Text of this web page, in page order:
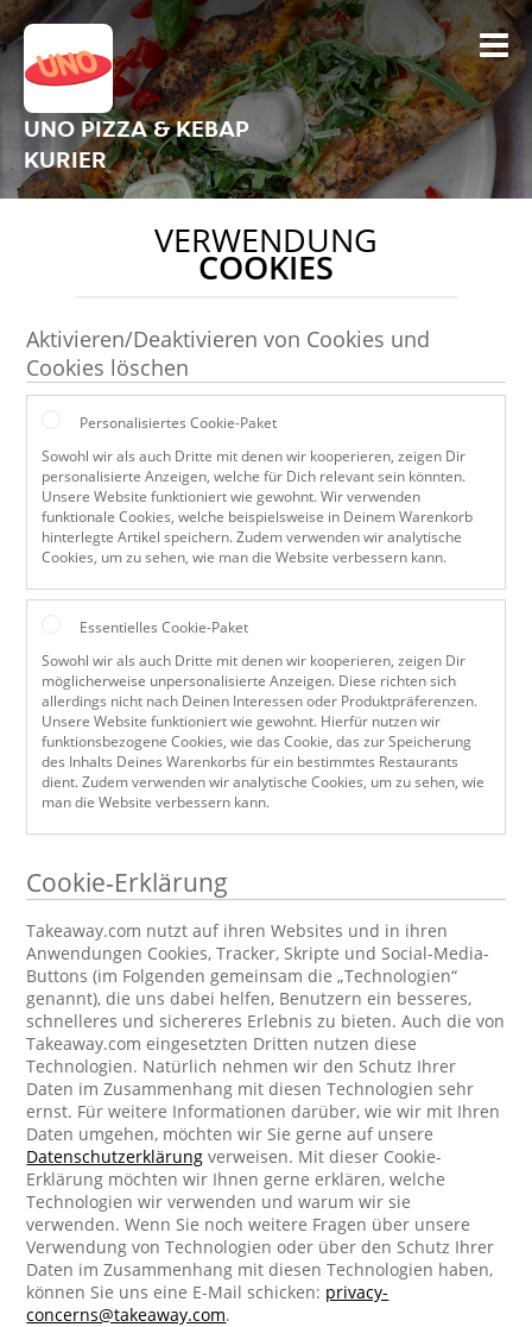
UNO PIZZA & KEBAP
KURIER
VERWENDUNG
COOKIES
Aktivieren/Deaktivieren von Cookies und
Cookies löschen
Personalisiertes Cookie-Paket
Sowohl wir als auch Dritte mit denen wir kooperieren, zeigen Dir
personalisierte Anzeigen, welche für Dich relevant sein könnten.
Unsere Website funktioniert wie gewohnt. Wir verwenden
funktionale Cookies, welche beispielsweise in Deinem Warenkorb
hinterlegte Artikel speichern. Zudem verwenden wir analytische
Cookies, um zu sehen, wie man die Website verbessern kann.
Essentielles Cookie-Paket
Sowohl wir als auch Dritte mit denen wir kooperieren, zeigen Dir
möglicherweise unpersonalisierte Anzeigen. Diese richten sich
allerdings nicht nach Deinen Interessen oder Produktpräferenzen.
Unsere Website funktioniert wie gewohnt. Hierfür nutzen wir
funktionsbezogene Cookies, wie das Cookie, das zur Speicherung
des Inhalts Deines Warenkorbs für ein bestimmtes Restaurants
dient. Zudem verwenden wir analytische Cookies, um zu sehen, wie
man die Website verbessern kann.
Cookie-Erklärung
Takeaway.com nutzt auf ihren Websites und in ihren
Anwendungen Cookies, Tracker, Skripte und Social-Media-
Buttons (im Folgenden gemeinsam die „Technologien“
genannt), die uns dabei helfen, Benutzern ein besseres,
schnelleres und sichereres Erlebnis zu bieten. Auch die von
Takeaway.com eingesetzten Dritten nutzen diese
Technologien. Natürlich nehmen wir den Schutz Ihrer
Daten im Zusammenhang mit diesen Technologien sehr
ernst. Für weitere Informationen darüber, wie wir mit Ihren
Daten umgehen, möchten wir Sie gerne auf unsere
Datenschutzerklärung verweisen. Mit dieser Cookie-
Erklärung möchten wir Ihnen gerne erklären, welche
Technologien wir verwenden und warum wir sie
verwenden. Wenn Sie noch weitere Fragen über unsere
Verwendung von Technologien oder über den Schutz Ihrer
Daten im Zusammenhang mit diesen Technologien haben,
können Sie uns eine E-Mail schicken: privacy-
concerns@takeaway.com.